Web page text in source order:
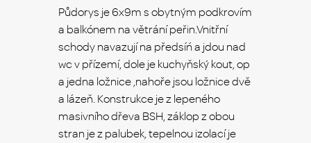
Půdorys je 6x9m s obytným podkrovím
a balkónem na větrání peřin.Vnitřní
schody navazují na předsíń a jdou nad
wc v přízemí, dole je kuchyňský kout, op
a jedna ložnice ,nahoře jsou ložnice dvě
a lázeň. Konstrukce je z lepeného
masivního dřeva BSH, záklop z obou
stran je z palubek, tepelnou izolací je